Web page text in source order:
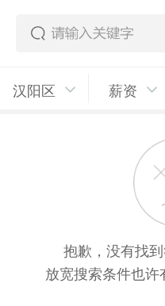
汉阳区 薪资
抱歉，没有找
放宽搜索条件也